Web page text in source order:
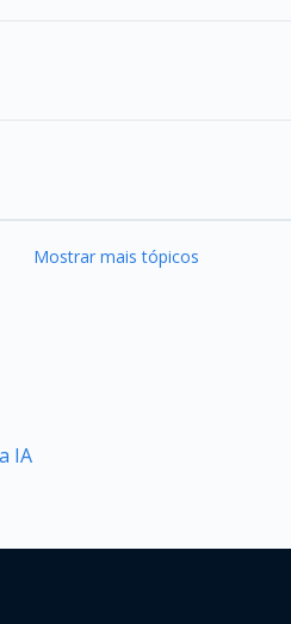
Mostrar mais tópicos
IA